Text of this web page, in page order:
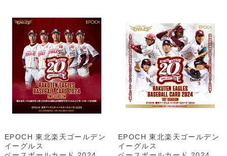
EPOCH 東北楽天ゴールデン
イーグルス
EPOCH 東北楽天ゴールデン
イーグルス